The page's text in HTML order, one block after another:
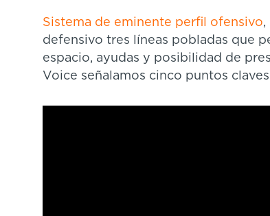
Sistema de eminente perfil ofensivo,
defensivo tres líneas pobladas que
espacio, ayudas y posibilidad de
Voice señalamos cinco puntos